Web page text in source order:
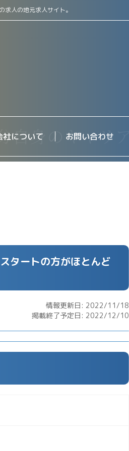
人の地元求人サイト。
社について お問い合わせ
タートの方がほとんど
情報更新日: 2022/11/18
掲載終了予定日: 2022/12/10